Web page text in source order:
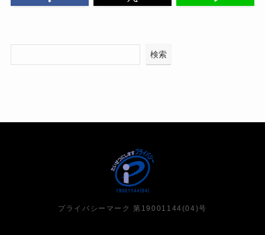
検索
プライバシーマーク 第19001144(04)号